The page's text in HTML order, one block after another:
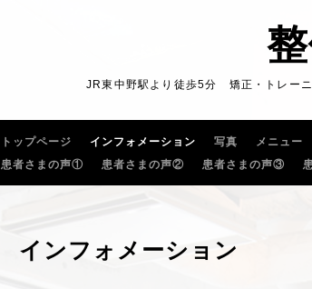
JR東中野駅より徒歩5分 矯正・トレー
トップページ インフォメーション 写真 メニュー
患者さまの声①
患者さまの声② 患者さまの声③
インフォメーション